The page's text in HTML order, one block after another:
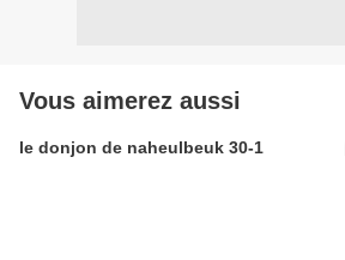
Vous aimerez aussi
le donjon de naheulbeuk 30-1